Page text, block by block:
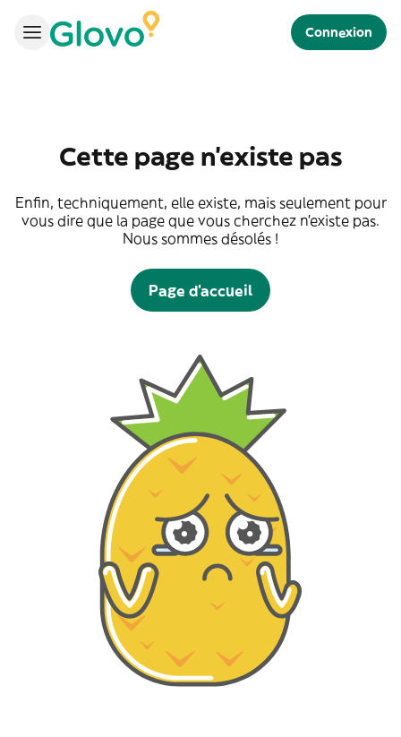
Connexion
Cette page n'existe pas
Enfin, techniquement, elle existe, mais seulement pour
vous dire que la page que vous cherchez n'existe pas.
Nous sommes désolés !
Page d'accueil